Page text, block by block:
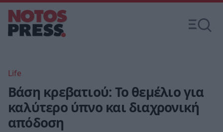
Life
Βάση κρεβατιού: Το θεμέλιο για
καλύτερο ύπνο και διαχρονική
απόδοση